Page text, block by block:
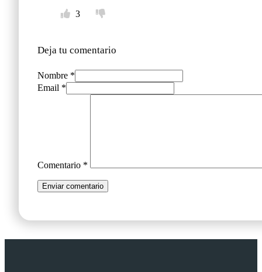
3
Deja tu comentario
Nombre *
Email *
Comentario *